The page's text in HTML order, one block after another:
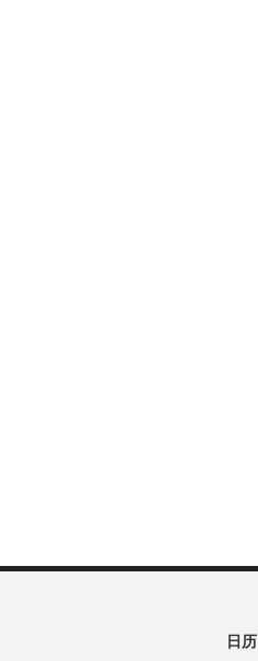
日历